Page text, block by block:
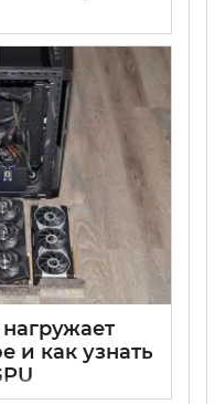
и как узнать